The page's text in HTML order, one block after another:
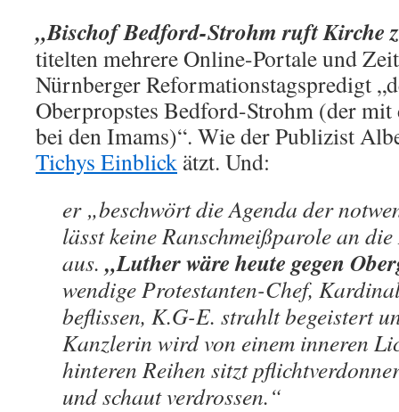
„Bischof Bedford-Strohm ruft Kirche
titelten mehrere Online-Portale und
Nürnberger Reformationstagspredigt
Oberpropstes Bedford-Strohm (der mit
bei den Imams)“. Wie der Publizist
Tichys Einblick ätzt. Und:
er „beschwört die Agenda der
lässt keine Ranschmeißparole an
aus.„Luther wäre heute gegen
wendige Protestanten-Chef,
beflissen, K.G-E. strahlt begeistert
Kanzlerin wird von einem inneren
hinteren Reihen sitzt
und schaut verdrossen.“